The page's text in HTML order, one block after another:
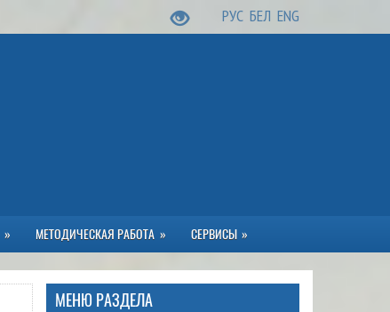
РУС БЕЛ ENG
МЕТОДИЧЕСКАЯ РАБОТА СЕРВИСЫ
МЕНЮ РАЗДЕЛА